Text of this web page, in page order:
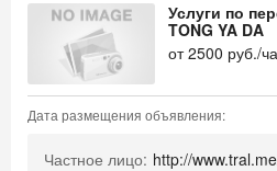
Услуги по
TONG YA DA
от2500 руб./
Дата размещения объявления:
Частное лицо: http://